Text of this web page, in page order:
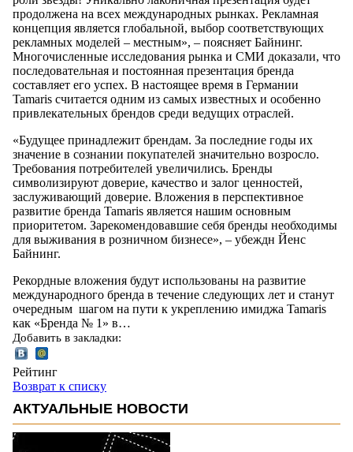
продолжена на всех международных рынках. Рекламная
концепция является глобальной, выбор соответствующих
рекламных моделей – местным», – поясняет Байнинг.
Многочисленные исследования рынка и СМИ доказали, что
последовательная и постоянная презентация бренда
составляет его успех. В настоящее время в Германии
Tamaris считается одним из самых известных и особенно
привлекательных брендов среди ведущих отраслей.
«Будущее принадлежит брендам. За последние годы их
значение в сознании покупателей значительно возросло.
Требования потребителей увеличились. Бренды
символизируют доверие, качество и залог ценностей,
заслуживающий доверие. Вложения в перспективное
развитие бренда Tamaris является нашим основным
приоритетом. Зарекомендовавшие себя бренды необходимы
для выживания в розничном бизнесе», – убеждн Йенс
Байнинг.
Рекордные вложения будут использованы на развитие
международного бренда в течение следующих лет и станут
очередным шагом на пути к укреплению имиджа Tamaris
как «Бренда № 1» в…
Добавить в закладки:
Рейтинг
Возврат к списку
АКТУАЛЬНЫЕ НОВОСТИ